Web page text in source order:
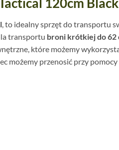
120cm Black
, to idealny sprzęt do transportu
transportu broni krótkiej do
które możemy
możemy przenosić przy pomocy